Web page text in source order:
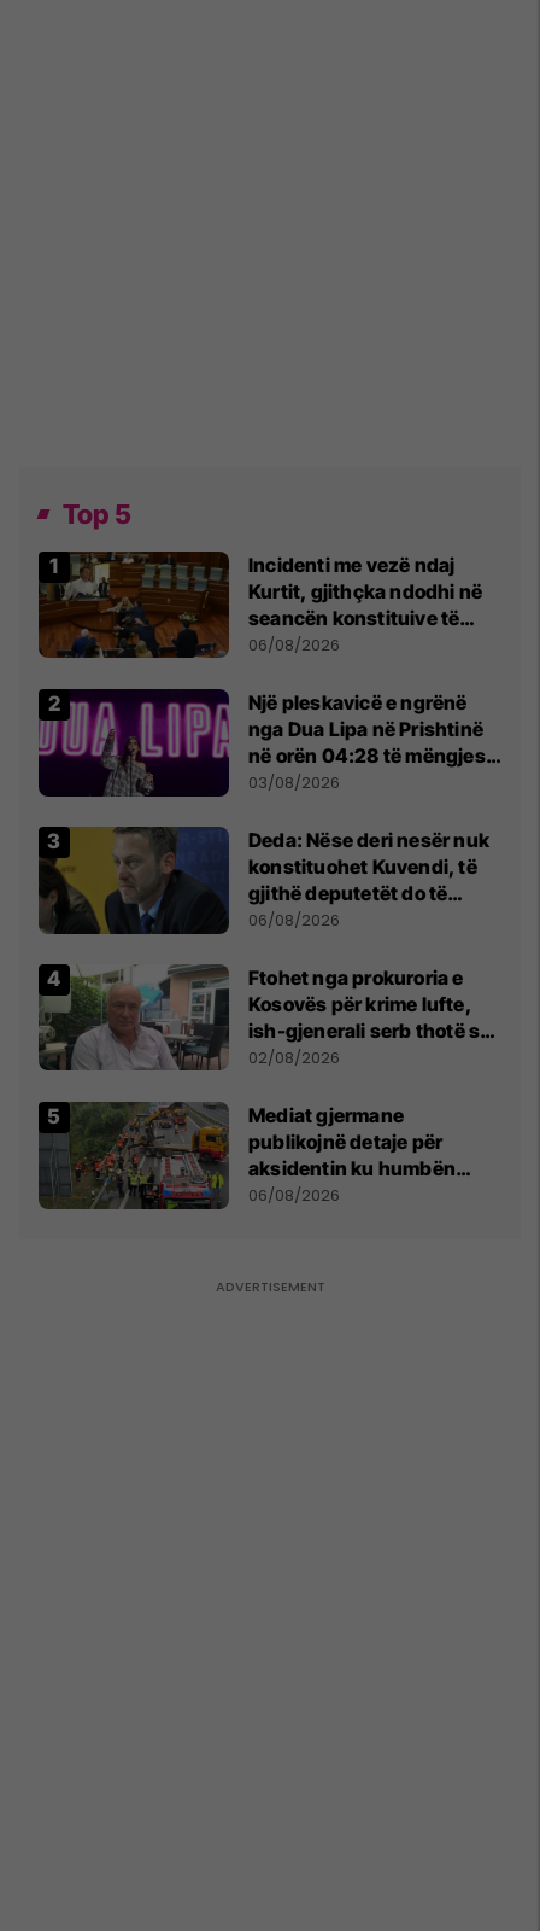
Top 5
Incidenti me vezë ndaj
Kurtit, gjithçka ndodhi në
seancën konstituive të
Kuvendit
06/08/2026
Një pleskavicë e ngrënë
nga Dua Lipa në Prishtinë
në orën 04:28 të mëngjesit
- dhe bota digjitale serbe
03/08/2026
Deda: Nëse deri nesër nuk
konstituohet Kuvendi, të
gjithë deputetët do të
bëjnë shkelje të rëndë
06/08/2026
Ftohet nga prokuroria e
Kosovës për krime lufte,
ish-gjenerali serb thotë se
dikush e tradhtoi në
02/08/2026
Mediat gjermane
publikojnë detaje për
aksidentin ku humbën
jetën tre mërgimtarë nga
06/08/2026